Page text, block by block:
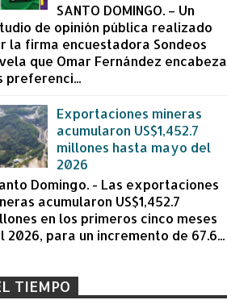
SANTO DOMINGO. – Un
de opinión pública realizado
la firma encuestadora Sondeos
que Omar Fernández encabeza
preferenci...
Exportaciones mineras
acumularon US$1,452.7
millones hasta mayo del
2026
Domingo. - Las exportaciones
acumularon US$1,452.7
en los primeros cinco meses
2026, para un incremento de 67.6...
TIEMPO